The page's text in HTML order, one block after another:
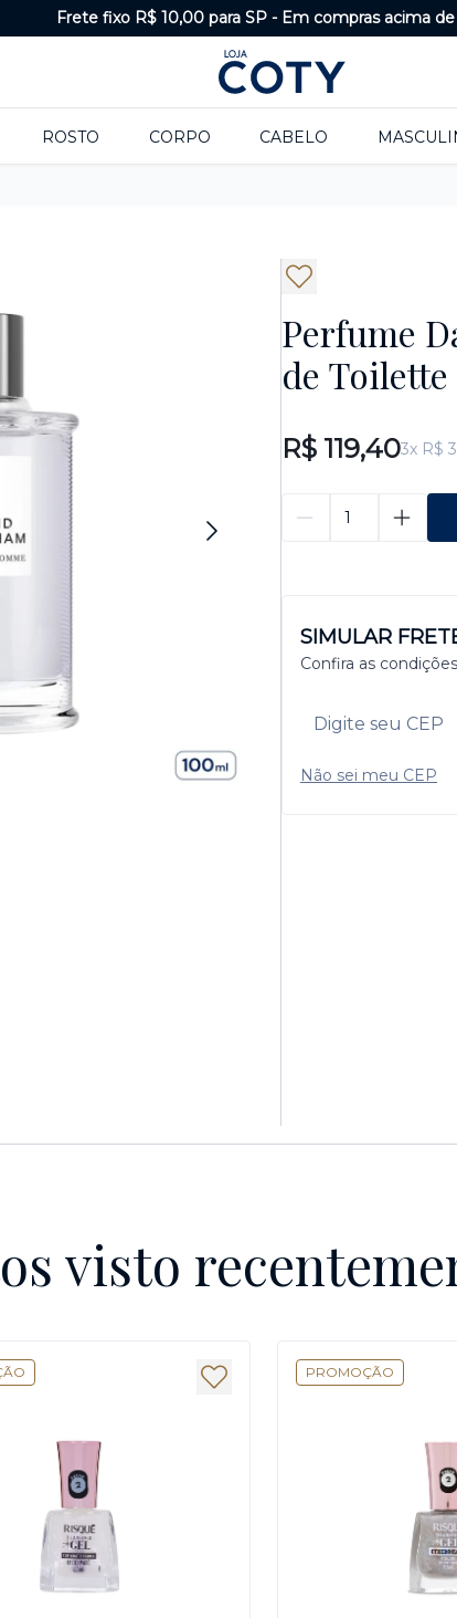
Frete fixo R$ 10,00 para SP - Em compras acima
ROSTO CORPO CABELO
Perfume
de
R$ 119,403x R$
SIMULAR
Confira as
Não sei meu CEP
visto
PROMOÇÃO